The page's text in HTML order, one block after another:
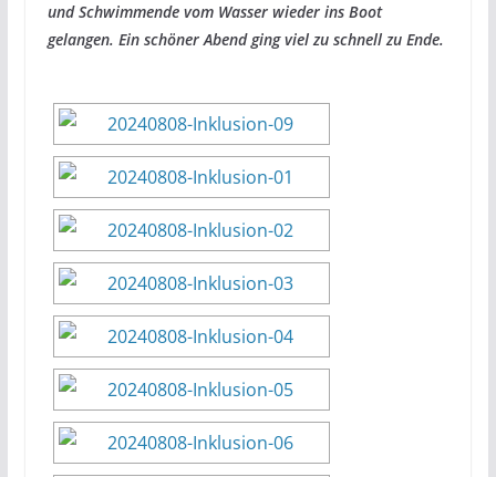
und Schwimmende vom Wasser wieder ins Boot
gelangen. Ein schöner Abend ging viel zu schnell zu Ende.